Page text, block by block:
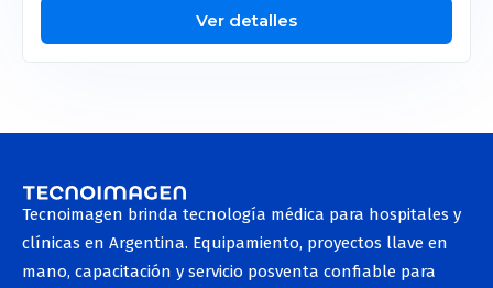
Ver detalles
Tecnoimagen brinda tecnología médica para hospitales y
clínicas en Argentina. Equipamiento, proyectos llave en
mano, capacitación y servicio posventa confiable para